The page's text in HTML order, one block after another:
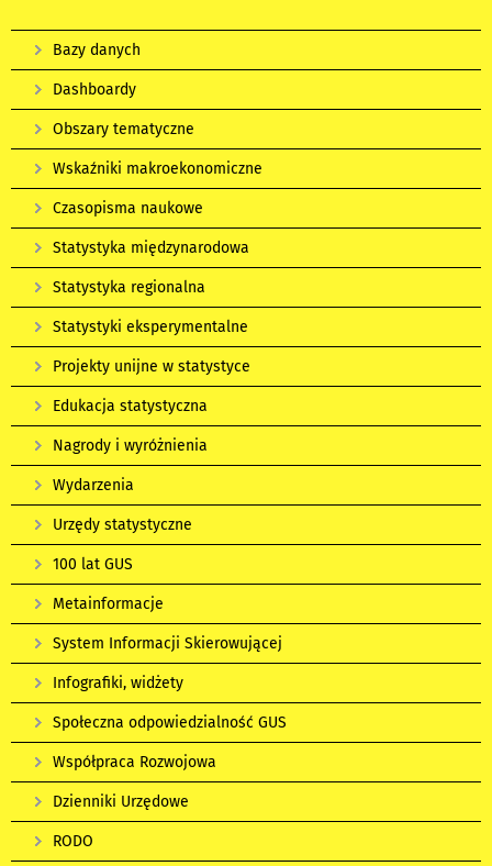
Bazy danych
Dashboardy
Obszary tematyczne
Wskaźniki makroekonomiczne
Czasopisma naukowe
Statystyka międzynarodowa
Statystyka regionalna
Statystyki eksperymentalne
Projekty unijne w statystyce
Edukacja statystyczna
Nagrody i wyróżnienia
Wydarzenia
Urzędy statystyczne
100 lat GUS
Metainformacje
System Informacji Skierowującej
Infografiki, widżety
Społeczna odpowiedzialność GUS
Współpraca Rozwojowa
Dzienniki Urzędowe
RODO